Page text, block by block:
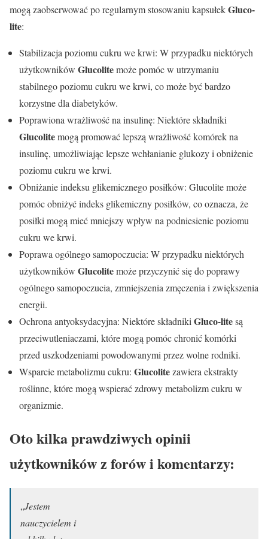
mogą zaobserwować po regularnym stosowaniu kapsułekGluco-
lite:
Stabilizacja poziomu cukru we krwi: W przypadku niektórych
użytkowników Glucolitemoże pomóc w utrzymaniu
stabilnego poziomu cukru we krwi, co może być bardzo
korzystne dla diabetyków.
Poprawiona wrażliwość na insulinę: Niektóre składniki
Glucolitemogą promować lepszą wrażliwość komórek na
insulinę, umożliwiając lepsze wchłanianie glukozy i obniżenie
poziomu cukru we krwi.
Obniżanie indeksu glikemicznego posiłków: Glucolite może
pomóc obniżyć indeks glikemiczny posiłków, co oznacza, że ​​
posiłki mogą mieć mniejszy wpływ na podniesienie poziomu
cukru we krwi.
Poprawa ogólnego samopoczucia: W przypadku niektórych
użytkowników Glucolitemoże przyczynić się do poprawy
ogólnego samopoczucia, zmniejszenia zmęczenia i zwiększenia
energii.
Ochrona antyoksydacyjna: Niektóre składnikiGluco-litesą
przeciwutleniaczami, które mogą pomóc chronić komórki
przed uszkodzeniami powodowanymi przez wolne rodniki.
Wsparcie metabolizmu cukru: Glucolitezawiera ekstrakty
roślinne, które mogą wspierać zdrowy metabolizm cukru w ​​
organizmie.
Oto kilka prawdziwych opinii
użytkowników z forów i komentarzy:
„Jestem
nauczycielem i